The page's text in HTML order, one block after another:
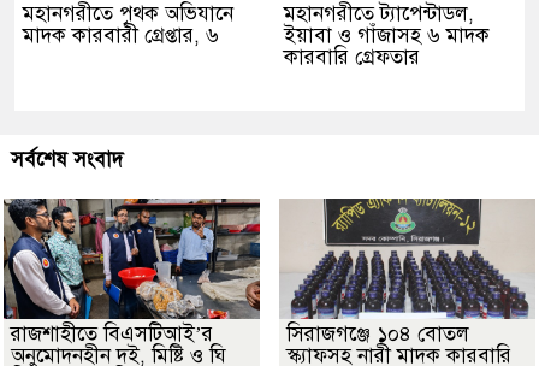
মহানগরীতে পৃথক অভিযানে
মাদক কারবারী গ্রেপ্তার, ৬
মহানগরীতে ট্যাপেন্টাডল,
ইয়াবা ও গাঁজাসহ ৬ মাদক
কারবারি গ্রেফতার
সর্বশেষ সংবাদ
রাজশাহীতে বিএসটিআই’র
অনুমোদনহীন দই, মিষ্টি ও ঘি
সিরাজগঞ্জে ১০৪ বোতল
স্ক্যাফসহ নারী মাদক কারবারি